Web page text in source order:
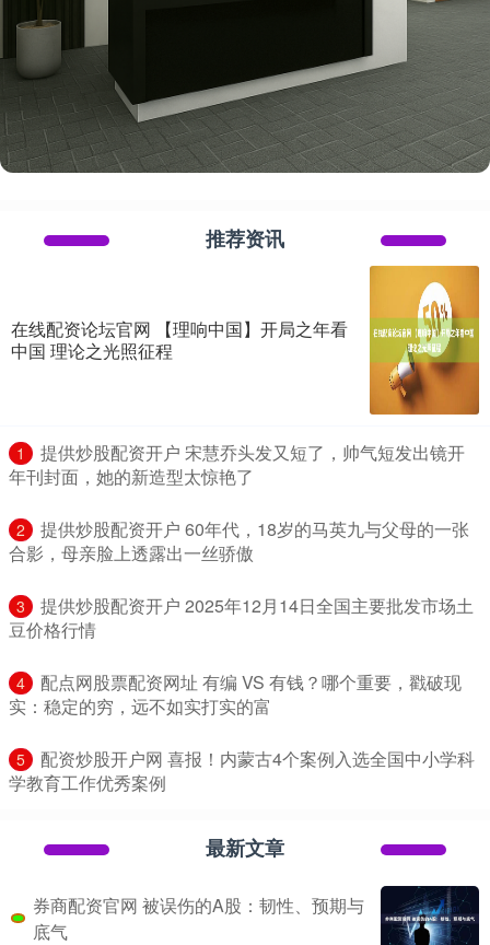
推荐资讯
在线配资论坛官网 【理响中国】开局之年看
中国 理论之光照征程
1
​提供炒股配资开户 宋慧乔头发又短了，帅气短发出镜开
年刊封面，她的新造型太惊艳了
2
​提供炒股配资开户 60年代，18岁的马英九与父母的一张
合影，母亲脸上透露出一丝骄傲
3
​提供炒股配资开户 2025年12月14日全国主要批发市场土
豆价格行情
4
​配点网股票配资网址 有编 VS 有钱？哪个重要，戳破现
实：稳定的穷，远不如实打实的富
5
​配资炒股开户网 喜报！内蒙古4个案例入选全国中小学科
学教育工作优秀案例
最新文章
券商配资官网 被误伤的A股：韧性、预期与
底气